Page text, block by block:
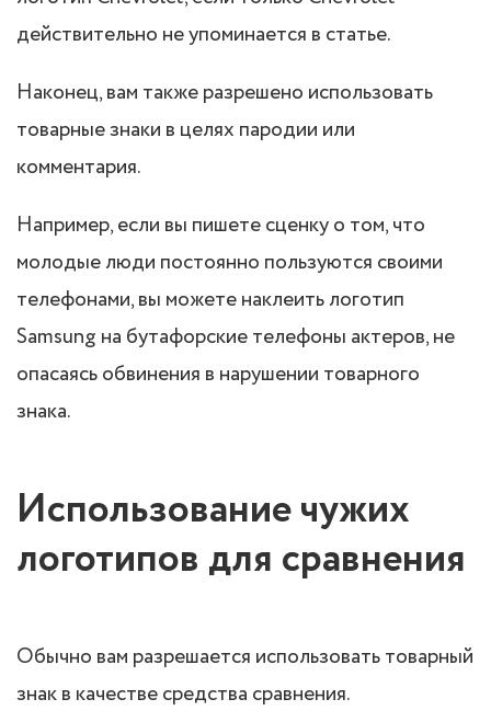
действительно не упоминается в статье.
Наконец, вам также разрешено использовать
товарные знаки в целях пародии или
комментария.
Например, если вы пишете сценку о том, что
молодые люди постоянно пользуются своими
телефонами, вы можете наклеить логотип
Samsung на бутафорские телефоны актеров, не
опасаясь обвинения в нарушении товарного
знака.
Использование чужих
логотипов для сравнения
Обычно вам разрешается использовать товарный
знак в качестве средства сравнения.